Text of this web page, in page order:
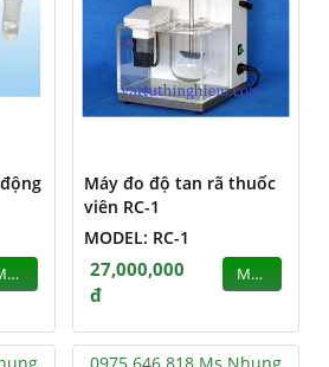
MUA
Máy đo độ tan rã thuốc
viên RC-1
MODEL: RC-1
27,000,000
đ
MUA